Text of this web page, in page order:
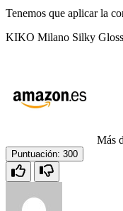
Tenemos que aplicar la
KIKO Milano Silky
Más
Puntuación: 300